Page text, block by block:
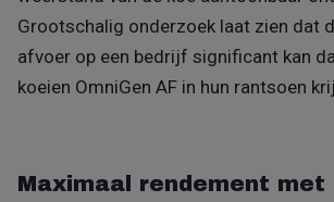
Grootschalig onderzoek laat zien dat
afvoer op een bedrijf significant kan
koeien OmniGen AF in hun rantsoen
Maximaal rendement met